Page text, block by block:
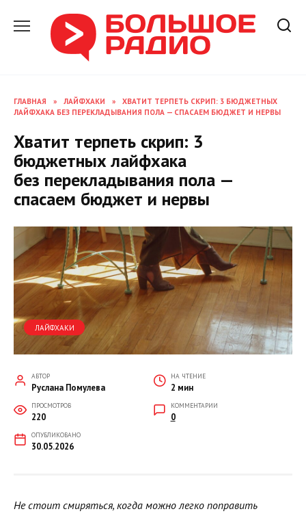
содержанию
ГЛАВНАЯ » ЛАЙФХАКИ »
ХВАТИТ ТЕРПЕТЬ СКРИП: 3 БЮДЖЕТНЫХ
ЛАЙФХАКА БЕЗ ПЕРЕКЛАДЫВАНИЯ ПОЛА — СПАСАЕМ БЮДЖЕТ И НЕРВЫ
Хватит терпеть скрип: 3
бюджетных лайфхака
без перекладывания пола —
спасаем бюджет и нервы
ЛАЙФХАКИ
АВТОР
Руслана Помулева
НА ЧТЕНИЕ
2 мин
ПРОСМОТРОВ
220
КОММЕНТАРИИ
0
ОПУБЛИКОВАНО
30.05.2026
Не стоит смиряться, когда можно легко поправить